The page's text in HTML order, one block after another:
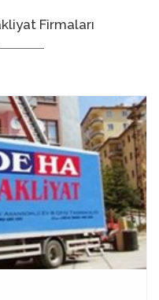
Firmaları